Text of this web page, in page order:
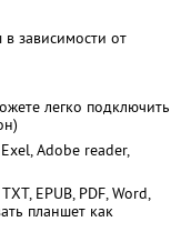
зависимости от
легко подключить
Adobe reader,
EPUB, PDF, Word,
планшет как